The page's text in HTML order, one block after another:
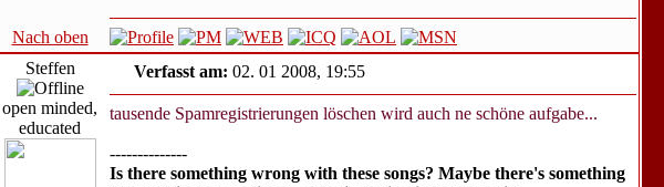
Nach oben
Steffen
open minded,
educated
Verfasst am: 02. 01 2008, 19:55
tausende Spamregistrierungen löschen wird auch ne schöne aufgabe...
--------------
Is there something wrong with these songs? Maybe there's something